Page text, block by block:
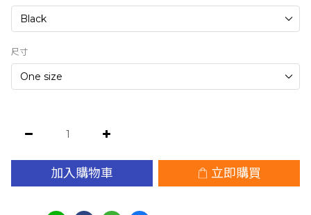
尺寸
加入購物車 立即購買